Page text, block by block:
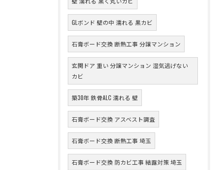
GLボンド 壁の中 濡れる 黒カビ
石膏ボード交換 断熱工事 分譲マンション
玄関ドア 重い 分譲マンション 湿気逃げない
カビ
築30年 鉄骨ALC 濡れる 壁
石膏ボード交換 アスベスト調査
石膏ボード交換 断熱工事 埼玉
石膏ボード交換 防カビ工事 結露対策 埼玉